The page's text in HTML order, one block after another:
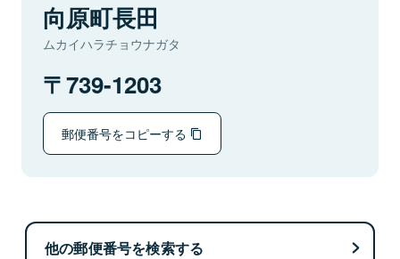
向原町長田
ムカイハラチョウナガタ
739-1203
郵便番号をコピーする
他の郵便番号を検索する